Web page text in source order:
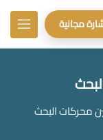
مجانية
محركات البحث